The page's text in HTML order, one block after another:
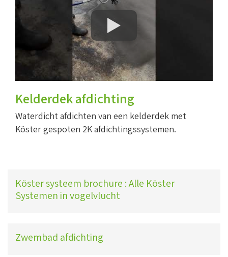
Kelderdek afdichting
Waterdicht afdichten van een kelderdek met
Köster gespoten 2K afdichtingssystemen.
Köster systeem brochure : Alle Köster
Systemen in vogelvlucht
Zwembad afdichting